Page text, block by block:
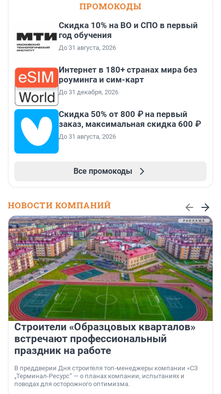
ПРОМОКОДЫ
Скидка 10% на ВО и СПО в первый
год обучения
До 31 августа, 2026
Интернет в 180+ странах мира без
роуминга и сим-карт
До 31 декабря, 2026
Скидка 50% от 800 ₽ на первый
заказ, максимальная скидка 600 ₽
До 31 августа, 2026
Все промокоды
НОВОСТИ КОМПАНИЙ
Строители «Образцовых кварталов»
встречают профессиональный
праздник на работе
В преддверии Дня строителя топ-менеджеры компании «СЗ
„Терминал-Ресурс“ — о планах компании, испытаниях и
поводах для осторожного оптимизма.